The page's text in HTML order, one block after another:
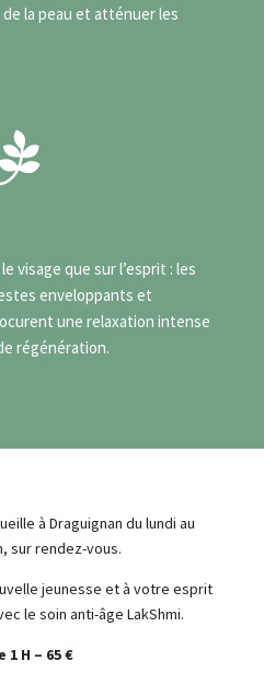
la peau et atténuer les
visage que sur l’esprit : les
enveloppants et
une relaxation intense
régénération.
à Draguignan du lundi au
sur rendez-vous.
jeunesse et à votre esprit
le soin anti-âge LakShmi.
1 H – 65 €